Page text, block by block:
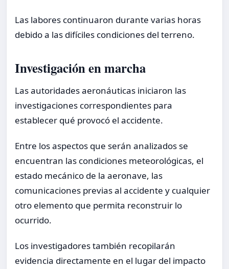
Las labores continuaron durante varias horas
debido a las difíciles condiciones del terreno.
Investigación en marcha
Las autoridades aeronáuticas iniciaron las
investigaciones correspondientes para
establecer qué provocó el accidente.
Entre los aspectos que serán analizados se
encuentran las condiciones meteorológicas, el
estado mecánico de la aeronave, las
comunicaciones previas al accidente y cualquier
otro elemento que permita reconstruir lo
ocurrido.
Los investigadores también recopilarán
evidencia directamente en el lugar del impacto